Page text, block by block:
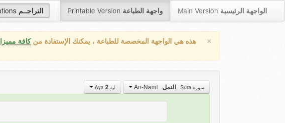
التراجــم Printable Version واجهة الطباعة Main Version الواجهة الرئيسية
× هذه هي الواجهة المخصصة للطباعة ، يمكنك الإستفادة منكافة
سورة Sura النمل آية Aya 2